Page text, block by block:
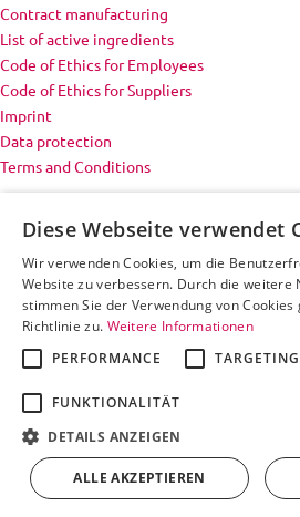
Contract manufacturing
List of active ingredients
Code of Ethics for Employees
Code of Ethics for Suppliers
Imprint
Data protection
Terms and Conditions
Diese Webseite verwendet
Wir verwenden Cookies, um die
Website zu verbessern. Durch die weitere
stimmen Sie der Verwendung von
Richtlinie zu. Weitere Informationen
PERFORMANCE
TARGETING
FUNKTIONALITÄT
DETAILS ANZEIGEN
ALLE AKZEPTIEREN